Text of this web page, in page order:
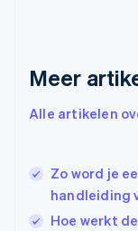
Meer
Alle artikelen
Zo word je
handleiding
Hoe werkt
English
Griekenland
English
Hongkong
English简体中文
Ierland